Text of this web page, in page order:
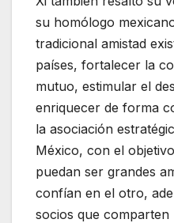
su homólogo
tradicional amistad
países, fortalecer la
mutuo, estimular el
enriquecer de forma
la asociación
México, con el
puedan ser grandes
confían en el otro,
socios que